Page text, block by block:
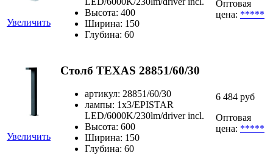
Увеличить
Высота: 400
Ширина: 150
Глубина: 60
Оптовая
цена: *****
Увеличить
Столб TEXAS 28851/60/30
артикул: 28851/60/30
лампы: 1x3/EPISTAR
LED/6000K/230lm/driver incl.
Высота: 600
Ширина: 150
Глубина: 60
6 484 руб
Оптовая
цена: *****